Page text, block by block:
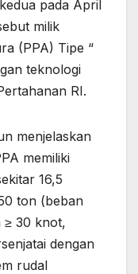
pada April
milik
(PPA) Tipe “
teknologi
RI.
menjelaskan
memiliki
16,5
ton (beban
≥ 30 knot,
dengan
rudal